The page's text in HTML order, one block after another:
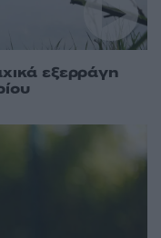
εξερράγη